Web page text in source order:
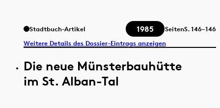
Stadtbuch-Artikel 1985 SeitenS.146–146
Weitere Details des Dossier-Eintrags anzeigen
Die neue Münsterbauhütte
im St. Alban-Tal